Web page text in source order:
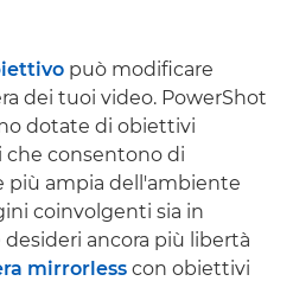
può modificare
dei tuoi video. PowerShot
dotate di obiettivi
consentono di
più ampia dell'ambiente
coinvolgenti sia in
desideri ancora più libertà
mirrorless con obiettivi